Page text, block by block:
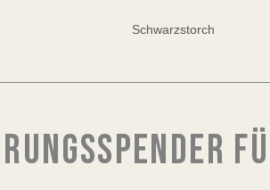
Schwarzstorch